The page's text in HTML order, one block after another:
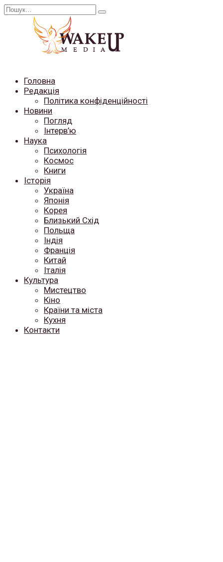
Перейти
Search
Головна
Редакція
Політика конфіденційності
Новини
Погляд
Інтерв’ю
Наука
Психологія
Космос
Книги
Історія
Україна
Японія
Корея
Близький Схід
Польща
Індія
Франція
Китай
Італія
Культура
Мистецтво
Кіно
Країни та міста
Кухня
Контакти